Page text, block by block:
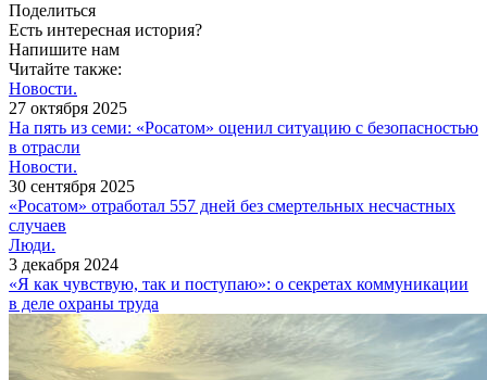
Поделиться
Есть интересная история?
Напишите нам
Читайте также:
Новости.
27 октября 2025
На пять из семи: «Росатом» оценил ситуацию с безопасностью
в отрасли
Новости.
30 сентября 2025
«Росатом» отработал 557 дней без смертельных несчастных
случаев
Люди.
3 декабря 2024
«Я как чувствую, так и поступаю»: о секретах коммуникации
в деле охраны труда